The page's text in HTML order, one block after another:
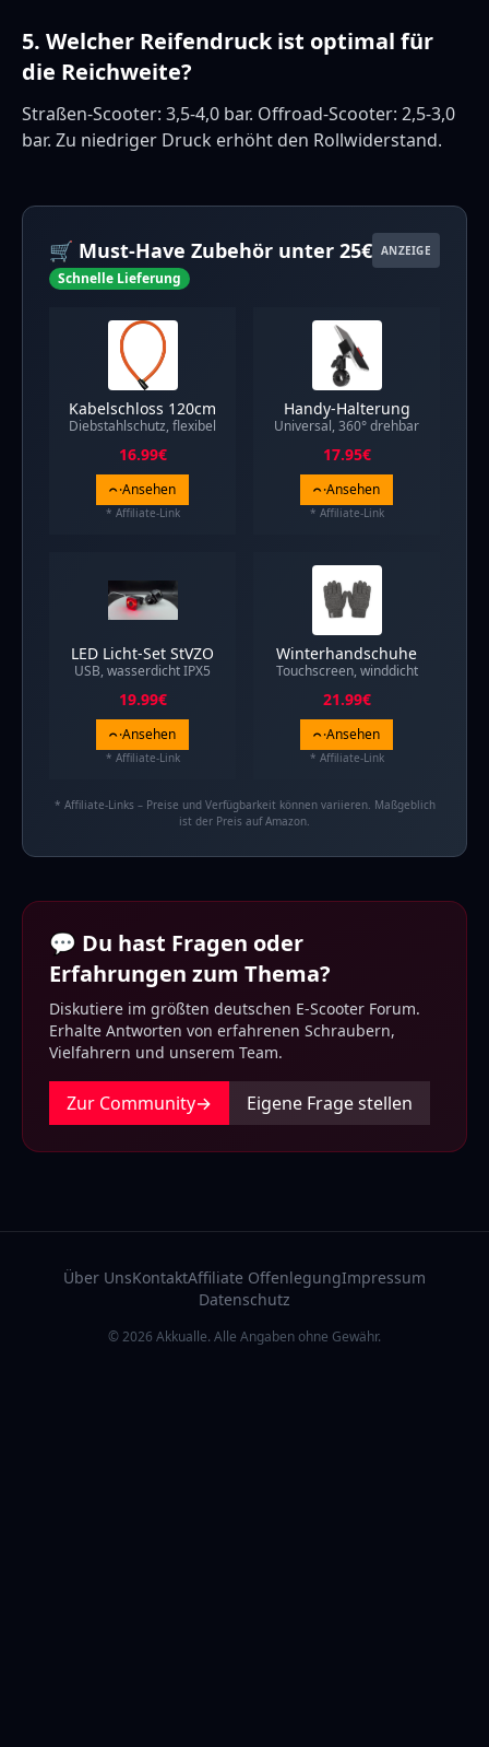
5. Welcher Reifendruck ist optimal für
die Reichweite?
Straßen-Scooter: 3,5-4,0 bar. Offroad-Scooter: 2,5-3,0
bar. Zu niedriger Druck erhöht den Rollwiderstand.
🛒 Must-Have Zubehör unter 25€ ANZEIGE
Schnelle Lieferung
Kabelschloss 120cm
Diebstahlschutz, flexibel
16.99€
Ansehen
* Affiliate-Link
Handy-Halterung
Universal, 360° drehbar
17.95€
Ansehen
* Affiliate-Link
LED Licht-Set StVZO
USB, wasserdicht IPX5
19.99€
Ansehen
* Affiliate-Link
Winterhandschuhe
Touchscreen, winddicht
21.99€
Ansehen
* Affiliate-Link
* Affiliate-Links – Preise und Verfügbarkeit können variieren. Maßgeblich
ist der Preis auf Amazon.
💬 Du hast Fragen oder
Erfahrungen zum Thema?
Diskutiere im größten deutschen E-Scooter Forum.
Erhalte Antworten von erfahrenen Schraubern,
Vielfahrern und unserem Team.
Zur Community→ Eigene Frage stellen
Über UnsKontaktAffiliate OffenlegungImpressum
Datenschutz
© 2026 Akkualle. Alle Angaben ohne Gewähr.